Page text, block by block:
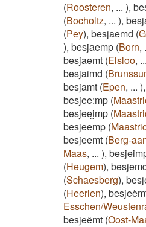
(Roosteren, ... ),
(Bocholtz, ... ),
(Pey), besjaemd (
), besjaemp (Born,
besjaemt (Elsloo, ...
besjaimd (
besjamt (Epen, ... ),
besjee:mp (
besjeei̯mp (
besjeemp (
besjeemt (Berg-
Maas, ... ),
(Heugem),
(Schaesberg),
(Heerlen),
Esschen/
besjeëmt (Oost-